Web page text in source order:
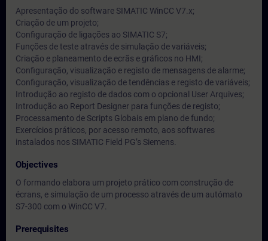
Apresentação do software SIMATIC WinCC V7.x;
Criação de um projeto;
Configuração de ligações ao SIMATIC S7;
Funções de teste através de simulação de variáveis;
Criação e planeamento de ecrãs e gráficos no HMI;
Configuração, visualização e registo de mensagens de alarme;
Configuração, visualização de tendências e registo de variáveis;
Introdução ao registo de dados com o opcional User Arquives;
Introdução ao Report Designer para funções de registo;
Processamento de Scripts Globais em plano de fundo;
Exercícios práticos, por acesso remoto, aos softwares
instalados nos SIMATIC Field PG’s Siemens.
Objectives
O formando elabora um projeto prático com construção de
écrans, e simulação de um processo através de um autómato
S7-300 com o WinCC V7.
Prerequisites